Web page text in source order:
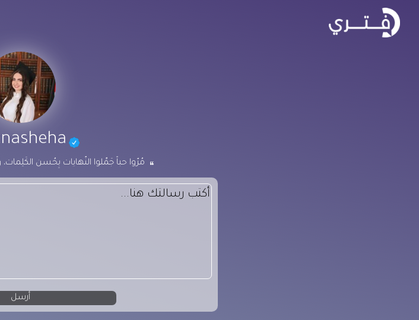
مُرّوا حباً جَمِّلوا النّهايات بِحُسن